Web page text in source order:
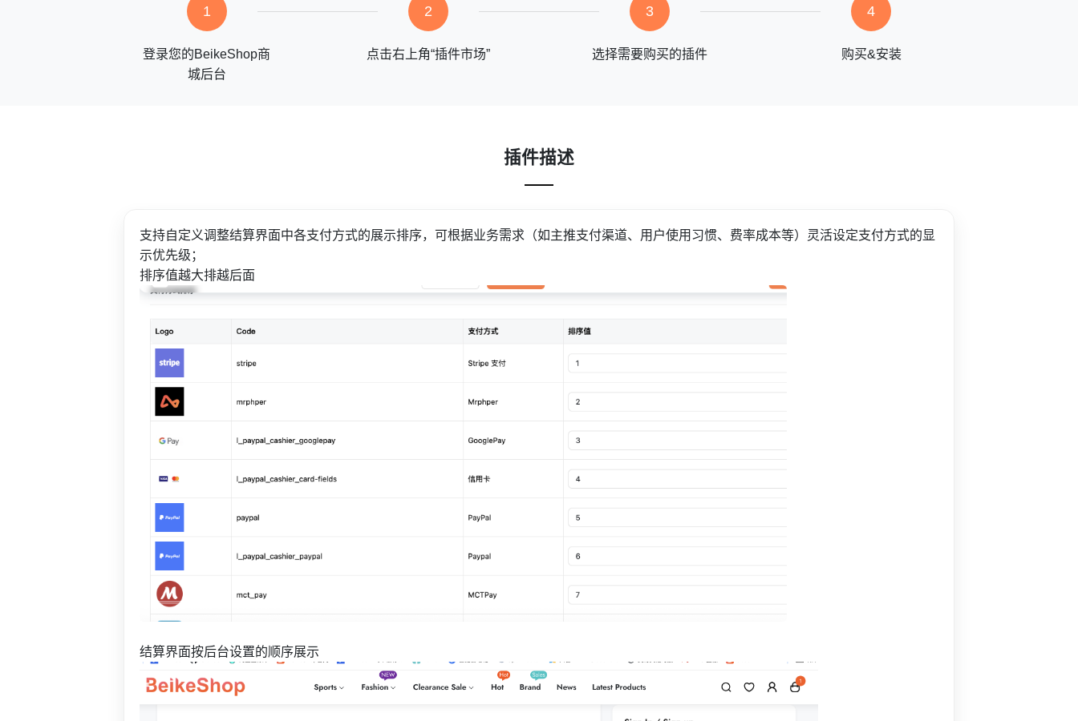
1
登录您的BeikeShop商
城后台
2
点击右上角“插件市场”
3
选择需要购买的插件
4
购买&安装
插件描述
支持自定义调整结算界面中各支付方式的展示排序，可根据业务需求（如主推支付渠道、用户使用习惯、费率成本等）灵活设定支付方式的显
示优先级；
排序值越大排越后面
结算界面按后台设置的顺序展示